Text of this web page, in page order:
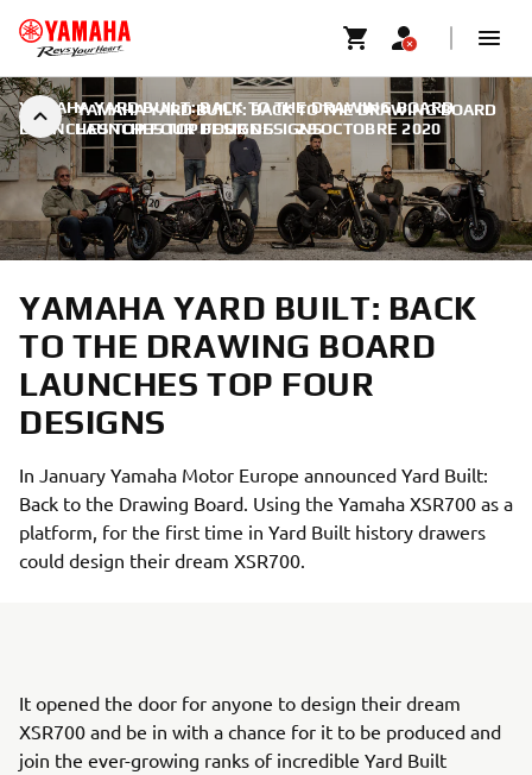
YAMAHA YARD BUILT: BACK TO THE DRAWING BOARD
LAUNCHES TOP FOUR DESIGNS
YAMAHA YARD BUILT: BACK TO THE DRAWING BOARD
LAUNCHES TOP FOUR DESIGNS | 29 OCTOBRE 2020
YAMAHA YARD BUILT: BACK
TO THE DRAWING BOARD
LAUNCHES TOP FOUR
DESIGNS
In January Yamaha Motor Europe announced Yard Built:
Back to the Drawing Board. Using the Yamaha XSR700 as a
platform, for the first time in Yard Built history drawers
could design their dream XSR700.
It opened the door for anyone to design their dream
XSR700 and be in with a chance for it to be produced and
join the ever-growing ranks of incredible Yard Built